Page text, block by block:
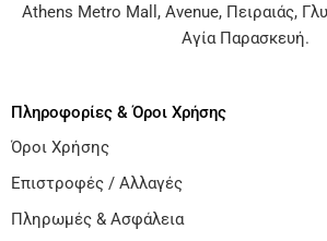
Athens Metro Mall , Avenue, Πειραιάς,
Αγία Παρασκευή.
Πληροφορίες & Όροι Χρήσης
Όροι Χρήσης
Επιστροφές / Αλλαγές
Πληρωμές & Ασφάλεια